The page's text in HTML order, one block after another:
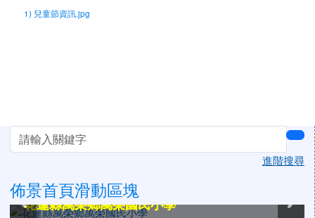
1) 兒童節資訊.jpg
左邊區域內容
進階搜尋
佈景首頁滑動區塊
花蓮縣萬榮鄉萬榮國民小學
花蓮縣萬榮鄉萬榮國民小學
花蓮縣萬榮鄉萬榮國民小學
花蓮縣萬榮鄉萬榮國民小學
花蓮縣萬榮鄉萬榮國民小學
花蓮縣萬榮鄉萬榮國民小學